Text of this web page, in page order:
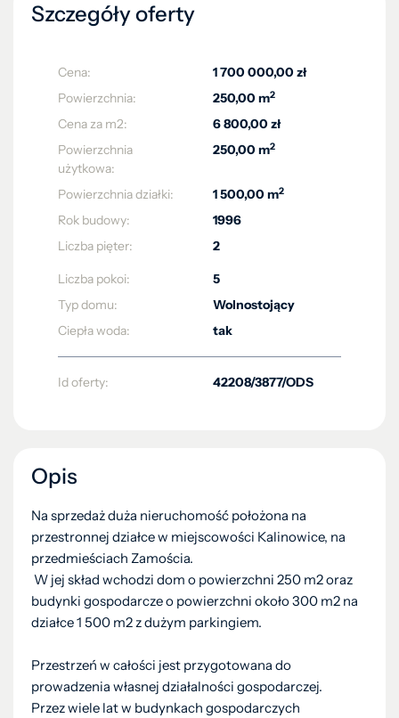
Szczegóły oferty
Cena:
1 700 000,00 zł
Powierzchnia:
250,00 m2
Cena za m2:
6 800,00 zł
Powierzchnia
użytkowa:
250,00 m2
Powierzchnia działki: 1 500,00 m2
Rok budowy:
1996
Liczba pięter:
2
Liczba pokoi:
5
Typ domu:
Wolnostojący
Ciepła woda:
tak
Id oferty: 42208/3877/ODS
Opis
Na sprzedaż duża nieruchomość położona na
przestronnej działce w miejscowości Kalinowice, na
przedmieściach Zamościa.
W jej skład wchodzi dom o powierzchni 250 m2 oraz
budynki gospodarcze o powierzchni około 300 m2 na
działce 1 500 m2 z dużym parkingiem.
Przestrzeń w całości jest przygotowana do
prowadzenia własnej działalności gospodarczej.
Przez wiele lat w budynkach gospodarczych